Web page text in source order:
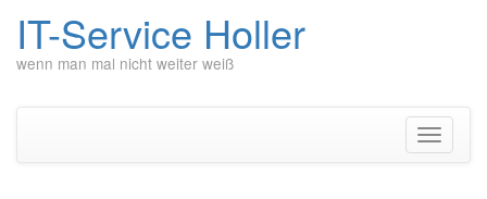
IT-Service Holler
wenn man mal nicht weiter weiß